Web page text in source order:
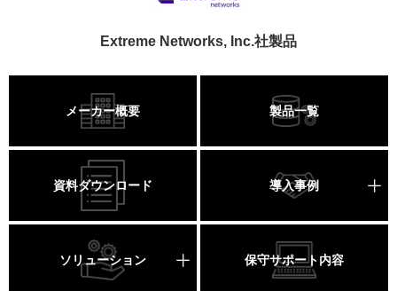
Extreme Networks, Inc.社製品
メーカー概要 製品一覧
資料ダウンロード 導入事例
ソリューション 保守サポート内容